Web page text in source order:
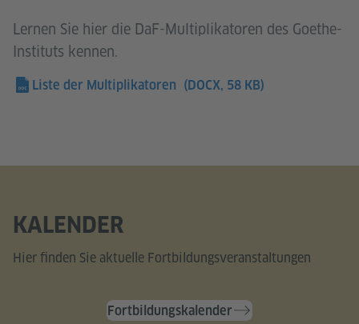
Lernen Sie hier die DaF-Multiplikatoren des Goethe-
Instituts kennen.
Liste der Multiplikatoren (DOCX, 58 KB)
KALENDER
Hier finden Sie aktuelle Fortbildungsveranstaltungen
Fortbildungskalender